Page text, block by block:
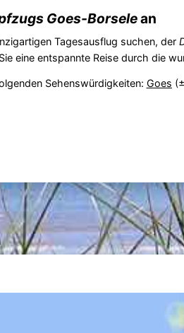
Goes-Borselean
Tagesausflug suchen, der
eine entspannte Reise durch die
Sehenswürdigkeiten: Goes